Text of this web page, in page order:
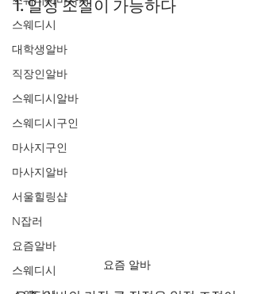
스웨디시
대학생알바
직장인알바
스웨디시알바
스웨디시구인
마사지구인
마사지알바
서울힐링샵
N잡러
요즘알바
스웨디시
1. 일정 조절이 가능하다
요즘 알바